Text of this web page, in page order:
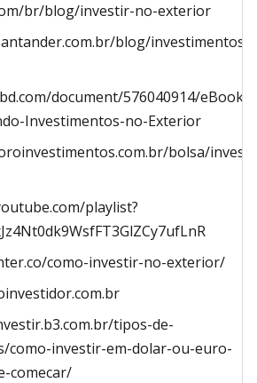
br/blog/investir-no-exterior
blog/investimentos-
document/576040914/eBook-
Investimentos-no-Exterior
bolsa/
playlist?
como-investir-no-exterior/
tipos-de-
como-investir-em-dolar-ou-euro-
comecar/